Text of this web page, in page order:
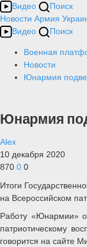
Видео
Поиск
Новости Армия
Видео
Поиск
Военная
Новости
Юнармия
Юнармия
Alex
10 декабря 2020
870 0 0
Итоги
на Всероссийском
Работу «Юнармии»
патриотическому
говорится на сайте